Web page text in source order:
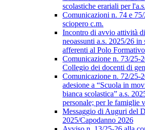
scolastiche erariali per
Comunicazioni n. 74 e
sciopero c.m.
Incontro di avvio attività
neoassunti a.s. 2025/26
afferenti al Polo
Comunicazione n. 73/25-
Collegio dei docenti di
Comunicazione n. 72/25-
adesione a “Scuola in
bianca scolastica” a.s.
personale; per le famiglie
Messaggio di Auguri del
2025/Capodanno 2026